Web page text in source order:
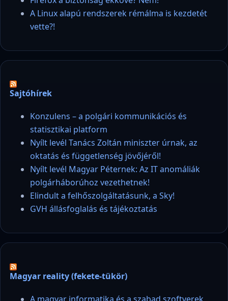
A Linux alapú rendszerek rémálma is kezdetét
vette?!
Sajtóhírek
Konzulens – a polgári kommunikációs és
statisztikai platform
Nyílt levél Tanács Zoltán miniszter úrnak, az
oktatás és függetlenség jövőjéről!
Nyílt levél Magyar Péternek: Az IT anomáliák
polgárháborúhoz vezethetnek!
Elindult a felhőszolgáltatásunk, a Sky!
GVH állásfoglalás és tájékoztatás
Magyar reality (fekete-tükör)